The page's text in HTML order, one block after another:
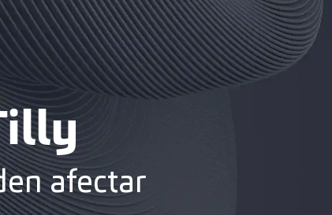
afectar